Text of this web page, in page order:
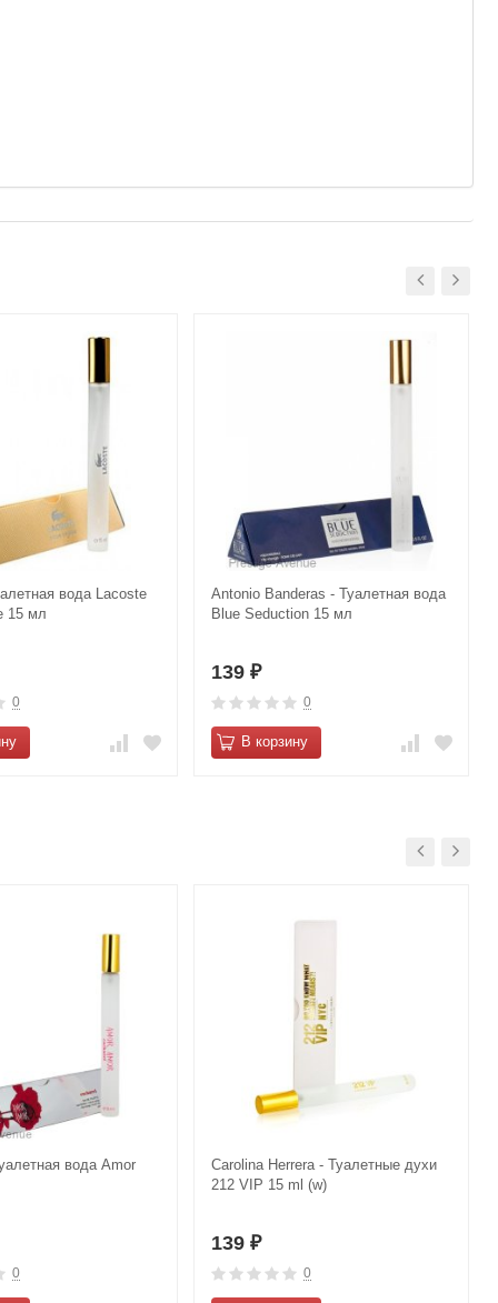
вода Lacoste
15 мл
0
Antonio Banderas - Туалетная вода
Blue Seduction 15 мл
139 ₽
0
В корзину
вода Amor
0
Carolina Herrera - Туалетные духи
212 VIP 15 ml (w)
139 ₽
0